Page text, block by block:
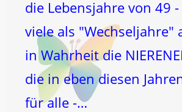
die Lebensjahre von 49 -
viele als "Wechseljahre"
in Wahrheit die
die in eben diesen
für alle -…